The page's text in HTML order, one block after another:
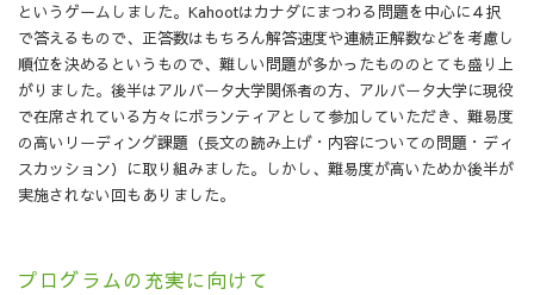
というゲームしました。Kahootはカナダにまつわる問題を中心に４択
で答えるもので、正答数はもちろん解答速度や連続正解数などを考慮し
順位を決めるというもので、難しい問題が多かったもののとても盛り上
がりました。後半はアルバータ大学関係者の方、アルバータ大学に現役
で在席されている方々にボランティアとして参加していただき、難易度
の高いリーディング課題（長文の読み上げ・内容についての問題・ディ
スカッション）に取り組みました。しかし、難易度が高いためか後半が
実施されない回もありました。
プログラムの充実に向けて